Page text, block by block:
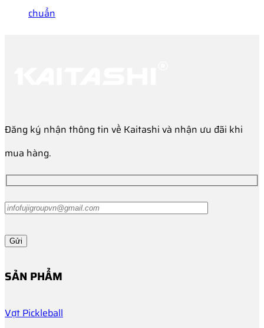
chuẩn
Đăng ký nhận thông tin về Kaitashi và nhận ưu đãi khi
mua hàng.
SẢN PHẨM
Vợt Pickleball